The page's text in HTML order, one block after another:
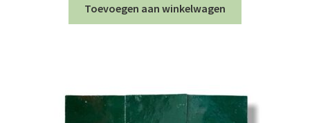
Toevoegen aan winkelwagen